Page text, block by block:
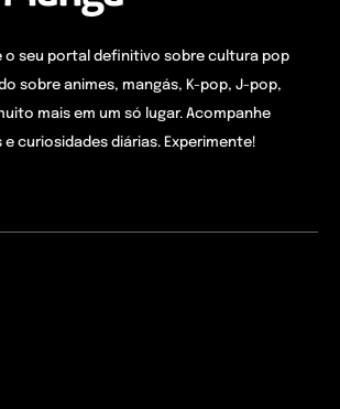
o seu portal definitivo sobre cultura pop
sobre animes, mangás, K-pop, J-pop,
mais em um só lugar. Acompanhe
e curiosidades diárias. Experimente!